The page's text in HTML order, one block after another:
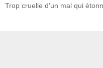
Trop cruelle d'un mal qui